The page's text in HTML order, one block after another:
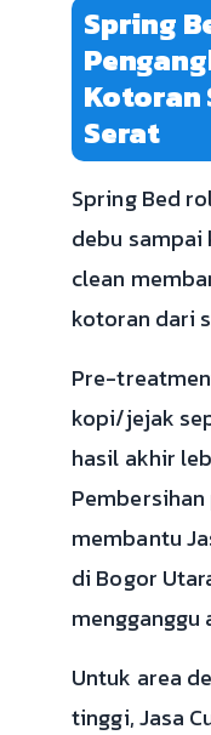
Spring
Kotoran
Serat
Spring Bed
debu sampai
clean
kotoran dari
Pre-
kopi/jejak
hasil akhir
membantu
di Bogor
mengganggu
Untuk area
tinggi, Jasa